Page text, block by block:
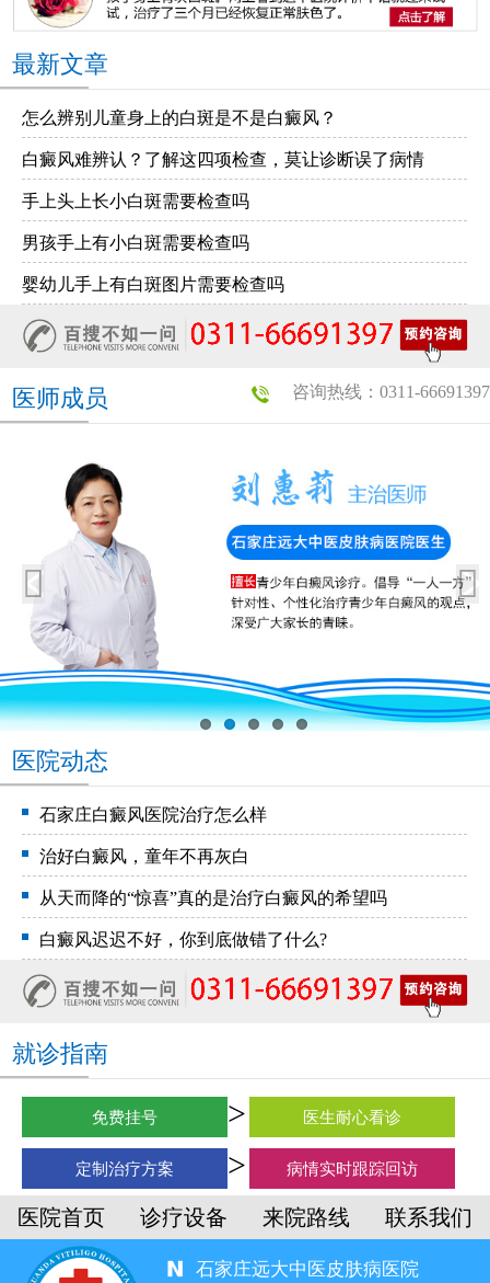
最新文章
怎么辨别儿童身上的白斑是不是白癜风？
白癜风难辨认？了解这四项检查，莫让诊断误了病情
手上头上长小白斑需要检查吗
男孩手上有小白斑需要检查吗
婴幼儿手上有白斑图片需要检查吗
咨询热线：0311-66691397
医师成员
医院动态
石家庄白癜风医院治疗怎么样
治好白癜风，童年不再灰白
从天而降的“惊喜”真的是治疗白癜风的希望吗
白癜风迟迟不好，你到底做错了什么?
就诊指南
免费挂号 医生耐心看诊
定制治疗方案 病情实时跟踪回访
医院首页 诊疗设备 来院路线 联系我们
石家庄远大中医皮肤病医院